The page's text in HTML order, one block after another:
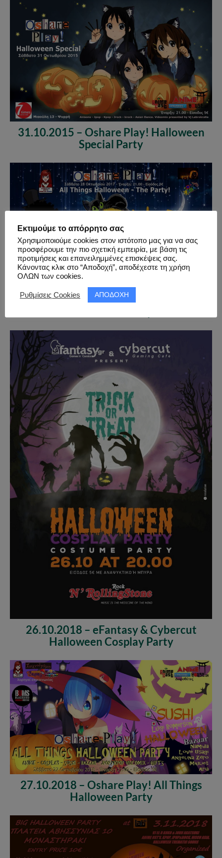
31.10.2015 – Oshare Play! Halloween
Special Party
28.10.2017 – Oshare Play! All Things
26.10.2018 – eFantasy & Cybercut
Halloween Cosplay Party
27.10.2018 – Oshare Play! All Things
Halloween Party
Εκτιμούμε το απόρρητο σας
Χρησιμοποιούμε cookies στον ιστότοπο μας για να σας
προσφέρουμε την πιο σχετική εμπειρία, με βάση τις
προτιμήσεις και επανειλημμένες επισκέψεις σας.
Κάνοντας κλικ στο “Αποδοχή”, αποδέχεστε τη χρήση
ΟΛΩΝ των cookies.
Ρυθμίσεις Cookies ΑΠΟΔΟΧΗ